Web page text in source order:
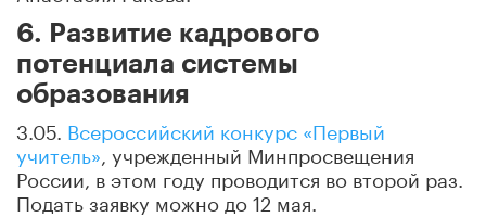
6. Развитие кадрового
потенциала системы
образования
3.05. Всероссийский конкурс «Первый
учитель», учрежденный Минпросвещения
России, в этом году проводится во второй раз.
Подать заявку можно до 12 мая.